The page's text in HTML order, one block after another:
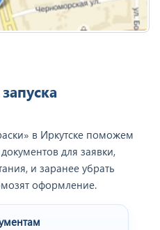
в Иркутске поможем
для заявки,
и заранее убрать
оформление.